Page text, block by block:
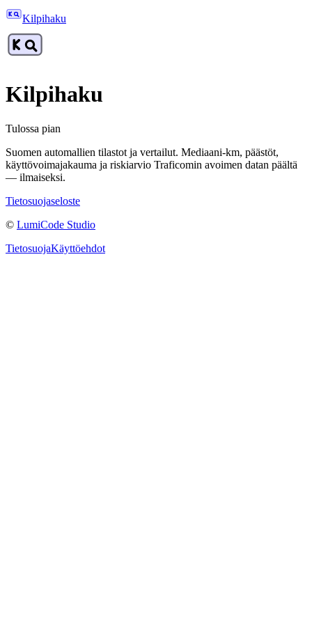
Kilpihaku
Kilpihaku
Tulossa pian
Suomen automallien tilastot ja vertailut. Mediaani-km, päästöt,
käyttövoimajakauma ja riskiarvio Traficomin avoimen datan päältä
— ilmaiseksi.
Tietosuojaseloste
© LumiCode Studio
TietosuojaKäyttöehdot